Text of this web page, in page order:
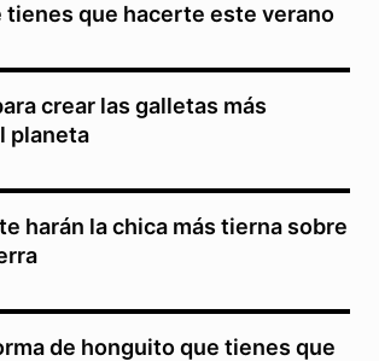
tienes que hacerte este verano
crear las galletas más
planeta
harán la chica más tierna sobre
de honguito que tienes que